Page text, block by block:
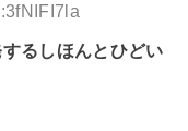
るしほんとひどい